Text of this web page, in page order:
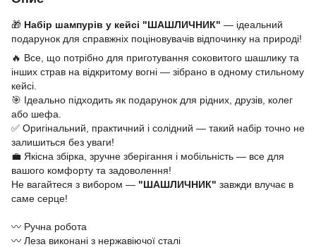
🎁 Набір шампурів у кейсі "ШАШЛИЧНИК" — ідеальний
подарунок для справжніх поціновувачів відпочинку на природі!
🔥 Все, що потрібно для приготування соковитого шашлику та
інших страв на відкритому вогні — зібрано в одному стильному
кейсі.
🎯 Ідеально підходить як подарунок для рідних, друзів, колег
або шефа.
✅ Оригінальний, практичний і солідний — такий набір точно не
залишиться без уваги!
💼 Якісна збірка, зручне зберігання і мобільність — все для
вашого комфорту та задоволення!
Не вагайтеся з вибором — "ШАШЛИЧНИК" завжди влучає в
саме серце!
〰️ Ручна робота
〰️ Леза виконані з нержавіючої сталі